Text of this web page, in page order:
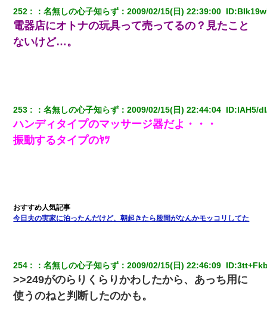
17年飼っていた犬が亡くなった。鼻水垂らし嗚咽する私に、猫が
近づいて頭突きをしてきて…
【身体で払わせて】女友達「ごめん、何も言わずにお金貸してく
ださい……」俺「いいよ！いくら？」女友達「10万円ぐら
い……」俺「ほい！10万！」→
近所のお寺に住み込みで手伝いしてる知的障害のオッサンがい
た。ある日、オッサンが火かき棒を持って顔を真っ赤にしながら
走り回っていて…
252 ：名無しの心子知らず ：2009/02/15(日) 22:39:00 ID:
電器店にオトナの玩具って売ってるの？見たこと
ないけど…。
253 ：名無しの心子知らず ：2009/02/15(日) 22:44:04 ID:lAH5/
ハンディタイプのマッサージ器だよ・・・
振動するタイプのﾔﾂ
今日夫の実家に泊ったんだけど、朝起きたら股間がなんかモッコリしてた
254 ：名無しの心子知らず ：2009/02/15(日) 22:46:09 ID:
>>249がのらりくらりかわしたから、あっち用に
使うのねと判断したのかも。